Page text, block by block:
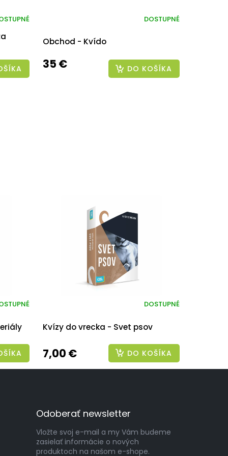
Obchod - Kvído
DOSTUPNÉ
35 € DO KOŠÍKA
Kvízy do vrecka - Svet psov
DOSTUPNÉ
7,00 € DO KOŠÍKA
Odoberať newsletter
Vložte svoj e-mail a my Vám budeme
zasielať informácie o nových
produktoch na našom e-shope.